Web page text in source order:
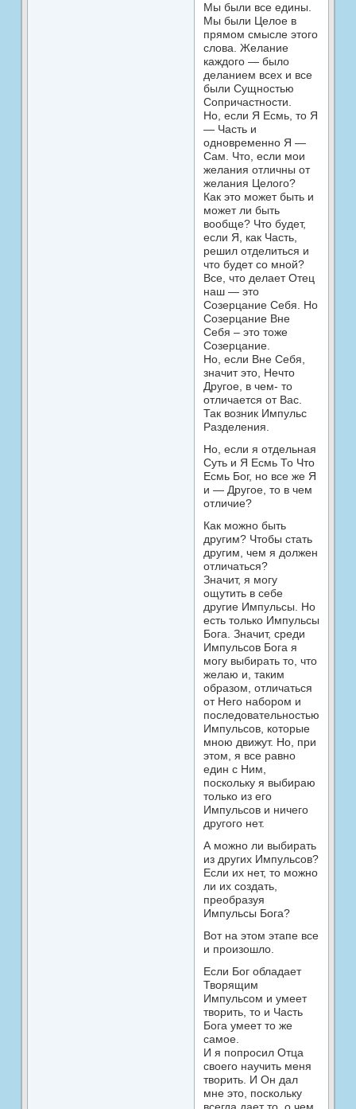
Мы были все едины.
Мы были Целое в
прямом смысле этого
слова. Желание
каждого — было
деланием всех и все
были Сущностью
Сопричастности.
Но, если Я Есмь, то Я
— Часть и
одновременно Я —
Сам. Что, если мои
желания отличны от
желания Целого?
Как это может быть и
может ли быть
вообще? Что будет,
если Я, как Часть,
решил отделиться и
что будет со мной?
Все, что делает Отец
наш — это
Созерцание Себя. Но
Созерцание Вне
Себя – это тоже
Созерцание.
Но, если Вне Себя,
значит это, Нечто
Другое, в чем- то
отличается от Вас.
Так возник Импульс
Разделения.
Но, если я отдельная
Суть и Я Есмь То Что
Есмь Бог, но все же Я
и — Другое, то в чем
отличие?
Как можно быть
другим? Чтобы стать
другим, чем я должен
отличаться?
Значит, я могу
ощутить в себе
другие Импульсы. Но
есть только Импульсы
Бога. Значит, среди
Импульсов Бога я
могу выбирать то, что
желаю и, таким
образом, отличаться
от Него набором и
последовательностью
Импульсов, которые
мною движут. Но, при
этом, я все равно
един с Ним,
поскольку я выбираю
только из его
Импульсов и ничего
другого нет.
А можно ли выбирать
из других Импульсов?
Если их нет, то можно
ли их создать,
преобразуя
Импульсы Бога?
Вот на этом этапе все
и произошло.
Если Бог обладает
Творящим
Импульсом и умеет
творить, то и Часть
Бога умеет то же
самое.
И я попросил Отца
своего научить меня
творить. И Он дал
мне это, поскольку